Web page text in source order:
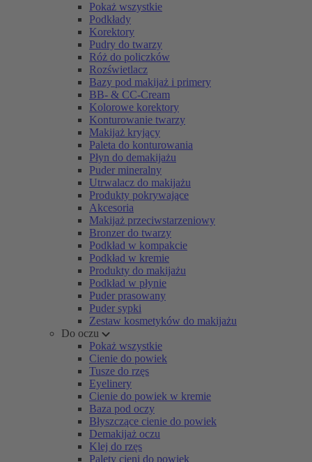
Pokaż wszystkie
Podkłady
Korektory
Pudry do twarzy
Róż do policzków
Rozświetlacz
Bazy pod makijaż i primery
BB- & CC-Cream
Kolorowe korektory
Konturowanie twarzy
Makijaż kryjący
Paleta do konturowania
Płyn do demakijażu
Puder mineralny
Utrwalacz do makijażu
Produkty pokrywające
Akcesoria
Makijaż przeciwstarzeniowy
Bronzer do twarzy
Podkład w kompakcie
Podkład w kremie
Produkty do makijażu
Podkład w płynie
Puder prasowany
Puder sypki
Zestaw kosmetyków do makijażu
Do oczu
Pokaż wszystkie
Cienie do powiek
Tusze do rzęs
Eyelinery
Cienie do powiek w kremie
Baza pod oczy
Błyszczące cienie do powiek
Demakijaż oczu
Klej do rzęs
Palety cieni do powiek